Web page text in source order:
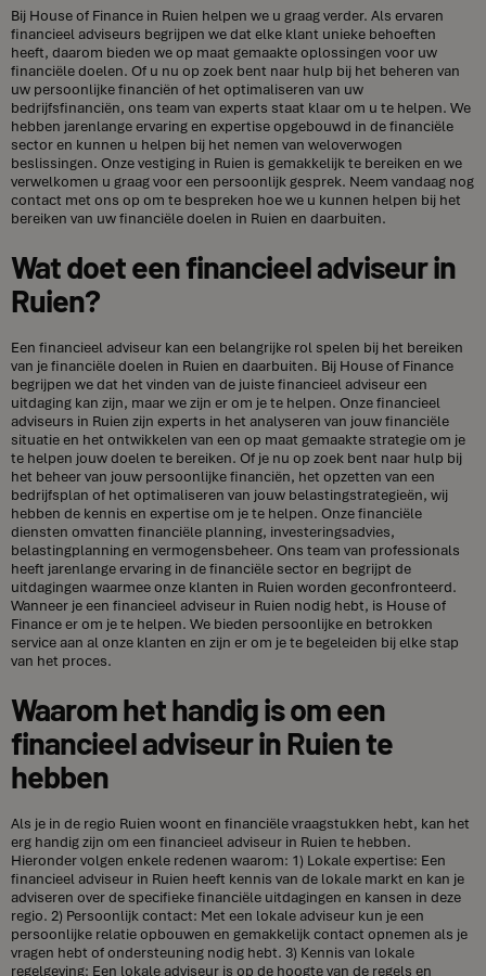
Bij House of Finance in Ruien helpen we u graag verder. Als ervaren
financieel adviseurs begrijpen we dat elke klant unieke behoeften
heeft, daarom bieden we op maat gemaakte oplossingen voor uw
financiële doelen. Of u nu op zoek bent naar hulp bij het beheren van
uw persoonlijke financiën of het optimaliseren van uw
bedrijfsfinanciën, ons team van experts staat klaar om u te helpen. We
hebben jarenlange ervaring en expertise opgebouwd in de financiële
sector en kunnen u helpen bij het nemen van weloverwogen
beslissingen. Onze vestiging in Ruien is gemakkelijk te bereiken en we
verwelkomen u graag voor een persoonlijk gesprek. Neem vandaag nog
contact met ons op om te bespreken hoe we u kunnen helpen bij het
bereiken van uw financiële doelen in Ruien en daarbuiten.
Wat doet een financieel adviseur in
Ruien?
Een financieel adviseur kan een belangrijke rol spelen bij het bereiken
van je financiële doelen in Ruien en daarbuiten. Bij House of Finance
begrijpen we dat het vinden van de juiste financieel adviseur een
uitdaging kan zijn, maar we zijn er om je te helpen. Onze financieel
adviseurs in Ruien zijn experts in het analyseren van jouw financiële
situatie en het ontwikkelen van een op maat gemaakte strategie om je
te helpen jouw doelen te bereiken. Of je nu op zoek bent naar hulp bij
het beheer van jouw persoonlijke financiën, het opzetten van een
bedrijfsplan of het optimaliseren van jouw belastingstrategieën, wij
hebben de kennis en expertise om je te helpen. Onze financiële
diensten omvatten financiële planning, investeringsadvies,
belastingplanning en vermogensbeheer. Ons team van professionals
heeft jarenlange ervaring in de financiële sector en begrijpt de
uitdagingen waarmee onze klanten in Ruien worden geconfronteerd.
Wanneer je een financieel adviseur in Ruien nodig hebt, is House of
Finance er om je te helpen. We bieden persoonlijke en betrokken
service aan al onze klanten en zijn er om je te begeleiden bij elke stap
van het proces.
Waarom het handig is om een
financieel adviseur in Ruien te
hebben
Als je in de regio Ruien woont en financiële vraagstukken hebt, kan het
erg handig zijn om een financieel adviseur in Ruien te hebben.
Hieronder volgen enkele redenen waarom: 1) Lokale expertise: Een
financieel adviseur in Ruien heeft kennis van de lokale markt en kan je
adviseren over de specifieke financiële uitdagingen en kansen in deze
regio. 2) Persoonlijk contact: Met een lokale adviseur kun je een
persoonlijke relatie opbouwen en gemakkelijk contact opnemen als je
vragen hebt of ondersteuning nodig hebt. 3) Kennis van lokale
regelgeving: Een lokale adviseur is op de hoogte van de regels en